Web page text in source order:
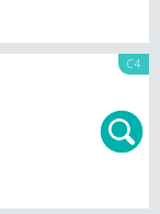
C4